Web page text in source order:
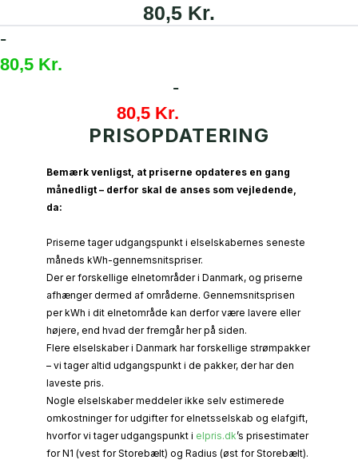
80,5 Kr.
-
80,5 Kr.
-
80,5 Kr.
PRISOPDATERING
Bemærk venligst, at priserne opdateres en gang
månedligt – derfor skal de anses som vejledende,
da:
Priserne tager udgangspunkt i elselskabernes seneste
måneds kWh-gennemsnitspriser.
Der er forskellige elnetområder i Danmark, og priserne
afhænger dermed af områderne. Gennemsnitsprisen
per kWh i dit elnetområde kan derfor være lavere eller
højere, end hvad der fremgår her på siden.
Flere elselskaber i Danmark har forskellige strømpakker
– vi tager altid udgangspunkt i de pakker, der har den
laveste pris.
Nogle elselskaber meddeler ikke selv estimerede
omkostninger for udgifter for elnetsselskab og elafgift,
hvorfor vi tager udgangspunkt i elpris.dk’s prisestimater
for N1 (vest for Storebælt) og Radius (øst for Storebælt).